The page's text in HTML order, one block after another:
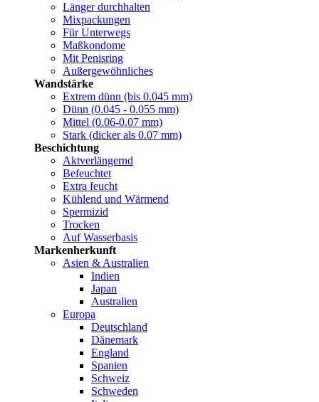
Länger durchhalten
Mixpackungen
Für Unterwegs
Maßkondome
Mit Penisring
Außergewöhnliches
Wandstärke
Extrem dünn (bis 0.045 mm)
Dünn (0.045 - 0.055 mm)
Mittel (0.06-0.07 mm)
Stark (dicker als 0.07 mm)
Beschichtung
Aktverlängernd
Befeuchtet
Extra feucht
Kühlend und Wärmend
Spermizid
Trocken
Auf Wasserbasis
Markenherkunft
Asien & Australien
Indien
Japan
Australien
Europa
Deutschland
Dänemark
England
Spanien
Schweiz
Schweden